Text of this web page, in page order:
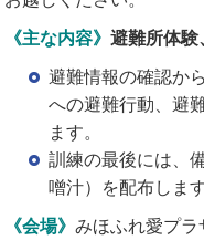
《主な内容》避難所体験
避難情報の確認か
への避難行動、避
ます。
訓練の最後には、
噌汁）を配布します
《会場》みほふれ愛プラ